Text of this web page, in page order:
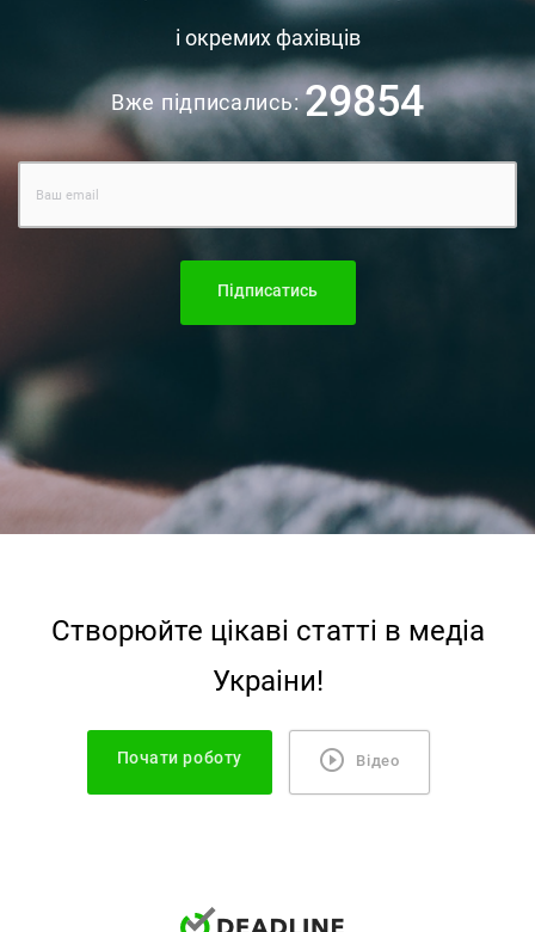
і окремих фахівців
Вже підписались:29854
Підписатись
Створюйте цiкавi статтi в медiа
Украiни!
Почати роботу Відео